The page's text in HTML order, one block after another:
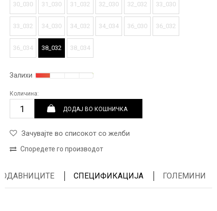
30_030 31_030 31_032 32_030 32_032 33_030
33_032 34_030 34_032 34_034 36_030 36_032
36_034 38_032 38_034
Залихи
Количина:
ДОДАЈ ВО КОШНИЧКА
Зачувајте во списокот со желби
Споредете го производот
СПЕЦИФИКАЦИЈА ГОЛЕМИНИ